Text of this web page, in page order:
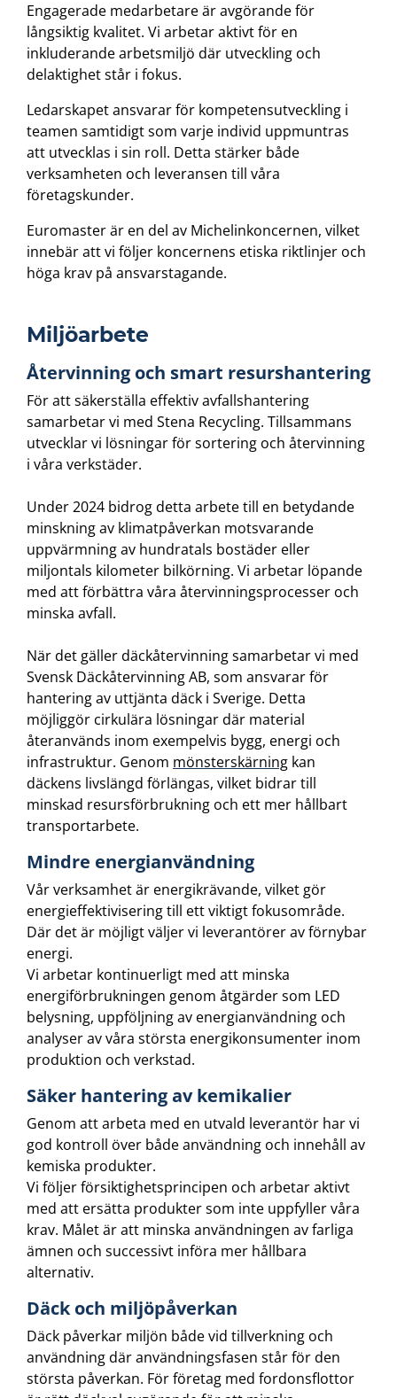
Engagerade medarbetare är avgörande för
långsiktig kvalitet. Vi arbetar aktivt för en
inkluderande arbetsmiljö där utveckling och
delaktighet står i fokus.
Ledarskapet ansvarar för kompetensutveckling i
teamen samtidigt som varje individ uppmuntras
att utvecklas i sin roll. Detta stärker både
verksamheten och leveransen till våra
företagskunder.
Euromaster är en del av Michelinkoncernen, vilket
innebär att vi följer koncernens etiska riktlinjer och
höga krav på ansvarstagande.
Miljöarbete
Återvinning och smart resurshantering
För att säkerställa effektiv avfallshantering
samarbetar vi med Stena Recycling. Tillsammans
utvecklar vi lösningar för sortering och återvinning
i våra verkstäder.
Under 2024 bidrog detta arbete till en betydande
minskning av klimatpåverkan motsvarande
uppvärmning av hundratals bostäder eller
miljontals kilometer bilkörning. Vi arbetar löpande
med att förbättra våra återvinningsprocesser och
minska avfall.
När det gäller däckåtervinning samarbetar vi med
Svensk Däckåtervinning AB, som ansvarar för
hantering av uttjänta däck i Sverige. Detta
möjliggör cirkulära lösningar där material
återanvänds inom exempelvis bygg, energi och
infrastruktur. Genom mönsterskärning kan
däckens livslängd förlängas, vilket bidrar till
minskad resursförbrukning och ett mer hållbart
transportarbete.
Mindre energianvändning
Vår verksamhet är energikrävande, vilket gör
energieffektivisering till ett viktigt fokusområde.
Där det är möjligt väljer vi leverantörer av förnybar
energi.
Vi arbetar kontinuerligt med att minska
energiförbrukningen genom åtgärder som LED
belysning, uppföljning av energianvändning och
analyser av våra största energikonsumenter inom
produktion och verkstad.
Säker hantering av kemikalier
Genom att arbeta med en utvald leverantör har vi
god kontroll över både användning och innehåll av
kemiska produkter.
Vi följer försiktighetsprincipen och arbetar aktivt
med att ersätta produkter som inte uppfyller våra
krav. Målet är att minska användningen av farliga
ämnen och successivt införa mer hållbara
alternativ.
Däck och miljöpåverkan
Däck påverkar miljön både vid tillverkning och
användning där användningsfasen står för den
största påverkan. För företag med fordonsflottor